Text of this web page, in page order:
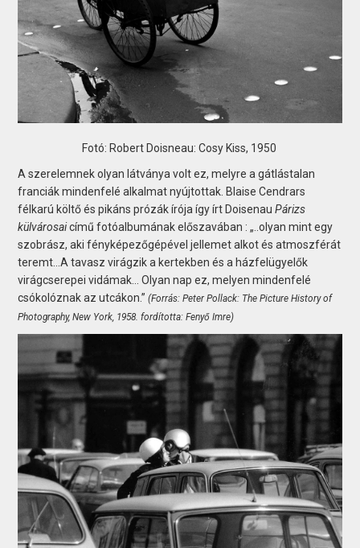
Fotó: Robert Doisneau: Cosy Kiss, 1950
A szerelemnek olyan látványa volt ez, melyre a gátlástalan
franciák mindenfelé alkalmat nyújtottak. Blaise Cendrars
félkarú költő és pikáns prózák írója így írt DoisenauPárizs
külvárosaicímű fotóalbumának előszavában : „..olyan mint egy
szobrász, aki fényképezőgépével jellemet alkot és atmoszférát
teremt…A tavasz virágzik a kertekben és a házfelügyelők
virágcserepei vidámak… Olyan nap ez, melyen mindenfelé
csókolóznak az utcákon.”(Forrás: Peter Pollack: The Picture History of
Photography, New York, 1958. fordította: Fenyő Imre)